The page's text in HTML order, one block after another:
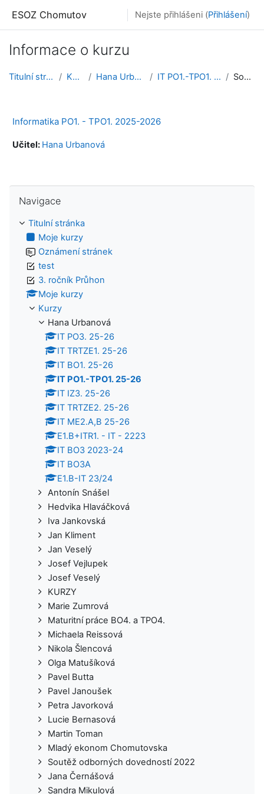
ESOZ Chomutov Nejste přihlášeni (Přihlášení)
Informace o kurzu
Titulní stránka Kurzy Hana Urbanová IT PO1.-TPO1. 25-26 Souhrn
Informatika PO1. - TPO1. 2025-2026
Učitel: Hana Urbanová
Navigace
Titulní stránka
Moje kurzy
Oznámení stránek
test
3. ročník Průhon
Moje kurzy
Kurzy
Hana Urbanová
IT PO3. 25-26
IT TRTZE1. 25-26
IT BO1. 25-26
IT PO1.-TPO1. 25-26
IT IZ3. 25-26
IT TRTZE2. 25-26
IT ME2.A,B 25-26
E1.B+ITR1. - IT - 2223
IT BO3 2023-24
IT BO3A
E1.B-IT 23/24
Antonín Snášel
Hedvika Hlaváčková
Iva Jankovská
Jan Kliment
Jan Veselý
Josef Vejlupek
Josef Veselý
KURZY
Marie Zumrová
Maturitní práce BO4. a TPO4.
Michaela Reissová
Nikola Šlencová
Olga Matušíková
Pavel Butta
Pavel Janoušek
Petra Javorková
Lucie Bernasová
Martin Toman
Mladý ekonom Chomutovska
Soutěž odborných dovedností 2022
Jana Černášová
Sandra Mikulová